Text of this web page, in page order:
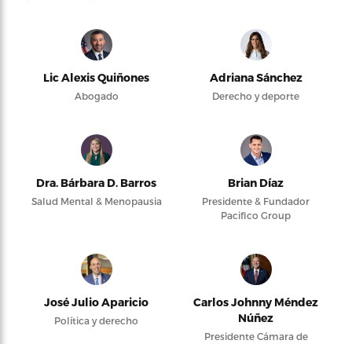
Lic Alexis Quiñones
Abogado
Adriana Sánchez
Derecho y deporte
Dra. Bárbara D. Barros
Salud Mental & Menopausia
Brian Díaz
Presidente & Fundador
Pacifico Group
José Julio Aparicio
Política y derecho
Carlos Johnny Méndez
Núñez
Presidente Cámara de